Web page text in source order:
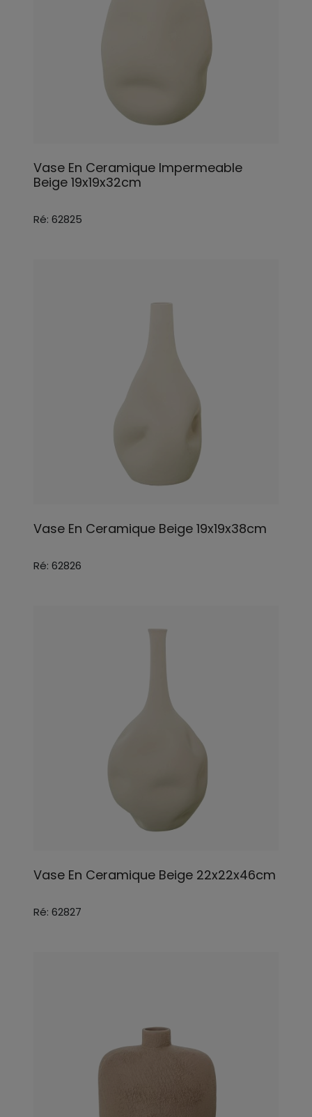
Vase En Ceramique Impermeable
Beige 19x19x32cm
Ré: 62825
Vase En Ceramique Beige 19x19x38cm
Ré: 62826
Vase En Ceramique Beige 22x22x46cm
Ré: 62827